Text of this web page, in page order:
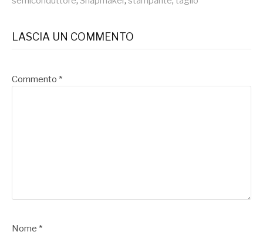
LASCIA UN COMMENTO
Commento *
Nome *